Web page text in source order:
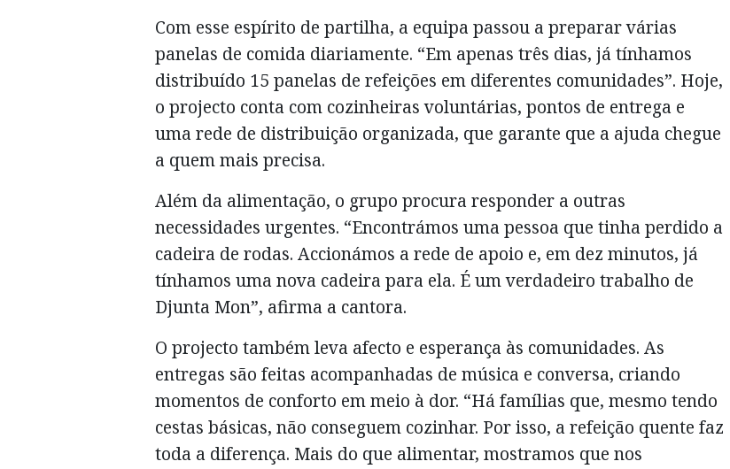
Com esse espírito de partilha, a equipa passou a preparar várias
panelas de comida diariamente. “Em apenas três dias, já tínhamos
distribuído 15 panelas de refeições em diferentes comunidades”. Hoje,
o projecto conta com cozinheiras voluntárias, pontos de entrega e
uma rede de distribuição organizada, que garante que a ajuda chegue
a quem mais precisa.
Além da alimentação, o grupo procura responder a outras
necessidades urgentes. “Encontrámos uma pessoa que tinha perdido a
cadeira de rodas. Accionámos a rede de apoio e, em dez minutos, já
tínhamos uma nova cadeira para ela. É um verdadeiro trabalho de
Djunta Mon”, afirma a cantora.
O projecto também leva afecto e esperança às comunidades. As
entregas são feitas acompanhadas de música e conversa, criando
momentos de conforto em meio à dor. “Há famílias que, mesmo tendo
cestas básicas, não conseguem cozinhar. Por isso, a refeição quente faz
toda a diferença. Mais do que alimentar, mostramos que nos